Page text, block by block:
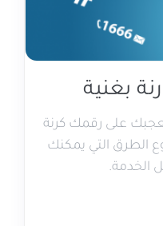
بغنية
على رقمك كرنة
الطرق التي يمكنك
الخدمة.